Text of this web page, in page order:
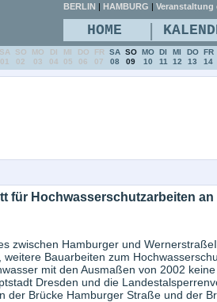
für Hochwasserschutzarbeiten
zwischen Hamburger und
Bauarbeiten zum
mit den Ausmaßen von 2002
Dresden und die
der Brücke Hamburger Straße und der
BERLIN | HAMBURG | Veranstaltung
HOME |
SA
01
SO
02
MO
03
DI
04
MI
05
DO
06
FR
07
SA
08
SO
09
MO
10
DI
11
MI
12
DO
13
FR
14